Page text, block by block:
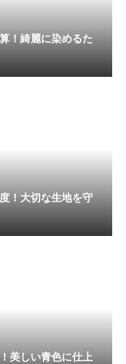
！綺麗に染めるた
！大切な生地を守
美しい青色に仕上